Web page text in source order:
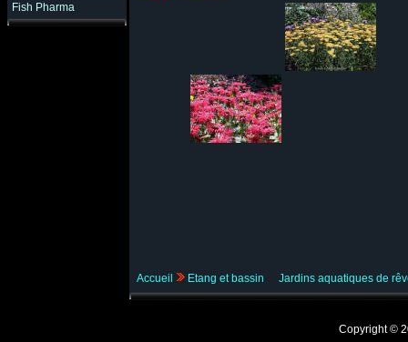
Fish Pharma
Accueil Etang et bassin Jardins aquatiques de
Copyright ©